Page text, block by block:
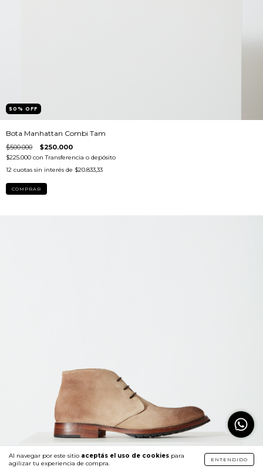
Al navegar por este sitio aceptás el uso de cookies para
agilizar tu experiencia de compra.
ENTENDIDO
50 % OFF
Bota Manhattan Combi Tam
$500.000 $250.000
$225.000 con Transferencia o depósito
12 cuotas sin interés de $20.833,33
COMPRAR